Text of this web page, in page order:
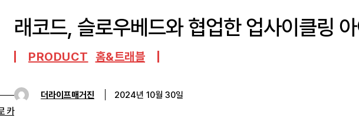
카
래코드, 슬로우베드와 협업한 업사이클링
PRODUCT 홈&트래블
더라이프매거진 2024년 10월 30일